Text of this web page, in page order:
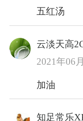
五红汤
云淡天高
2021年06
加油
知足常乐